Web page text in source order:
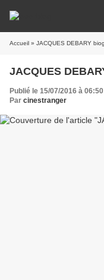
Accueil » JACQUES DEBARY
JACQUES
Publié le 15/07/2016 à 06:50
Par cinestranger